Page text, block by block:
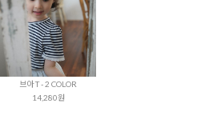
브아 T - 2 COLOR
14,280원